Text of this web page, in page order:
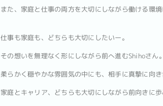
また、家庭と仕事の両方を大切にしながら働ける環
仕事も家庭も、どちらも大切にしたいー。
その想いを無理なく形にしながら前へ進むShihoさん。
柔らかく穏やかな雰囲気の中にも、相手に真摯に向
家庭とキャリア、どちらも大切にしながら前向きに